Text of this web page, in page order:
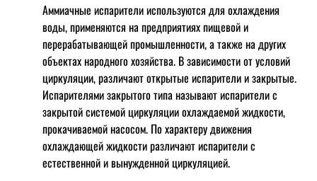
Аммиачные испарители используются для охлаждения
воды, применяются на предприятиях пищевой и
перерабатывающей промышленности, а также на других
объектах народного хозяйства. В зависимости от условий
циркуляции, различают открытые испарители и закрытые.
Испарителями закрытого типа называют испарители с
закрытой системой циркуляции охлаждаемой жидкости,
прокачиваемой насосом. По характеру движения
охлаждающей жидкости различают испарители с
естественной и вынужденной циркуляцией.